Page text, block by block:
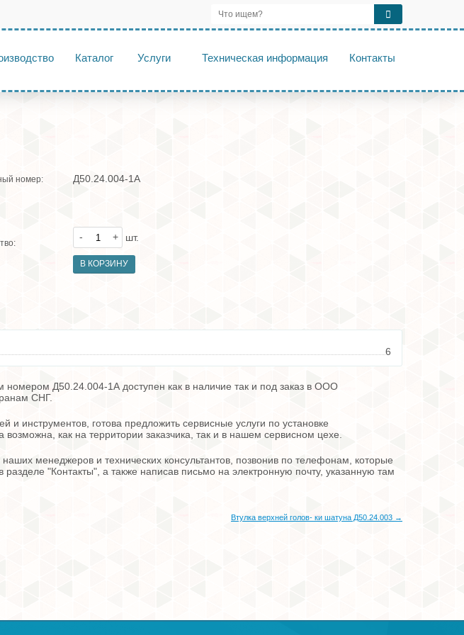
Каталог Услуги Техническая информация Контакты
номер: Д50.24.004-1А
шт.
+
-
6
Д50.24.004-1А доступен как в наличие так и под заказ в ООО
СНГ.
инструментов, готова предложить сервисные услуги по установке
возможна, как на территории заказчика, так и в нашем сервисном цехе.
менеджеров и технических консультантов, позвонив по телефонам, которые
"Контакты", а также написав письмо на электронную почту, указанную там
Втулка верхней голов- ки шатуна Д50.24.003 →